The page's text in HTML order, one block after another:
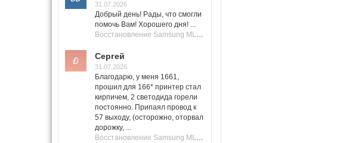
31.07.2026
Добрый день! Рады, что смогли
помочь Вам! Хорошего дня! ...
Восстановление Samsung ML-1661, ML-1666 после не удачной прошивки.
Сергей
31.07.2026
Благодарю, у меня 1661,
прошил для 166* принтер стал
кирпичем, 2 светодида горели
постоянно. Припаял провод к
57 выходу, (осторожно, оторвал
дорожку, ...
Восстановление Samsung ML-1661, ML-1666 после не удачной прошивки.